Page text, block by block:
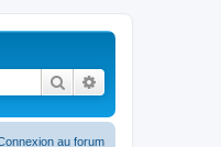
Rechercher
au forum